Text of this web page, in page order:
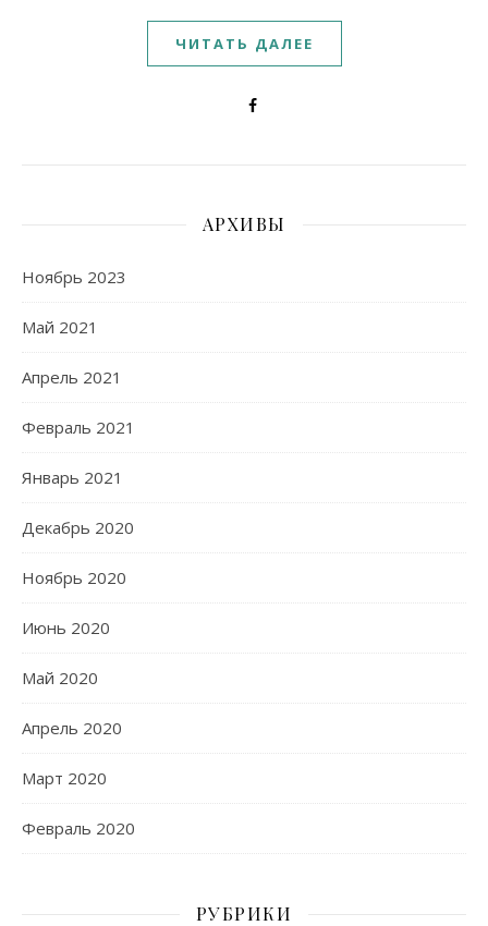
ЧИТАТЬ ДАЛЕЕ
АРХИВЫ
Ноябрь 2023
Май 2021
Апрель 2021
Февраль 2021
Январь 2021
Декабрь 2020
Ноябрь 2020
Июнь 2020
Май 2020
Апрель 2020
Март 2020
Февраль 2020
РУБРИКИ